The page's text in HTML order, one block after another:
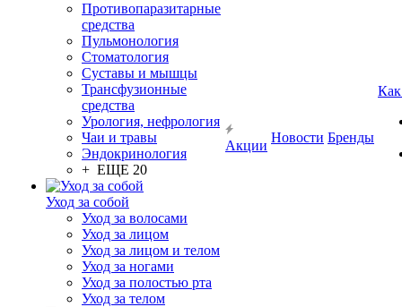
Противопаразитарные
средства
Пульмонология
Стоматология
Суставы и мышцы
Трансфузионные
средства
Урология, нефрология
Чаи и травы
Эндокринология
+ ЕЩЕ 20
Уход за собой
Уход за волосами
Уход за лицом
Уход за лицом и телом
Уход за ногами
Уход за полостью рта
Уход за телом
Акции
Новости Бренды